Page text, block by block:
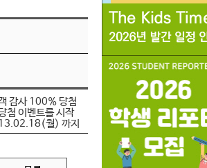
감사 100% 당첨
첨 이벤트를 시작
월) 까지